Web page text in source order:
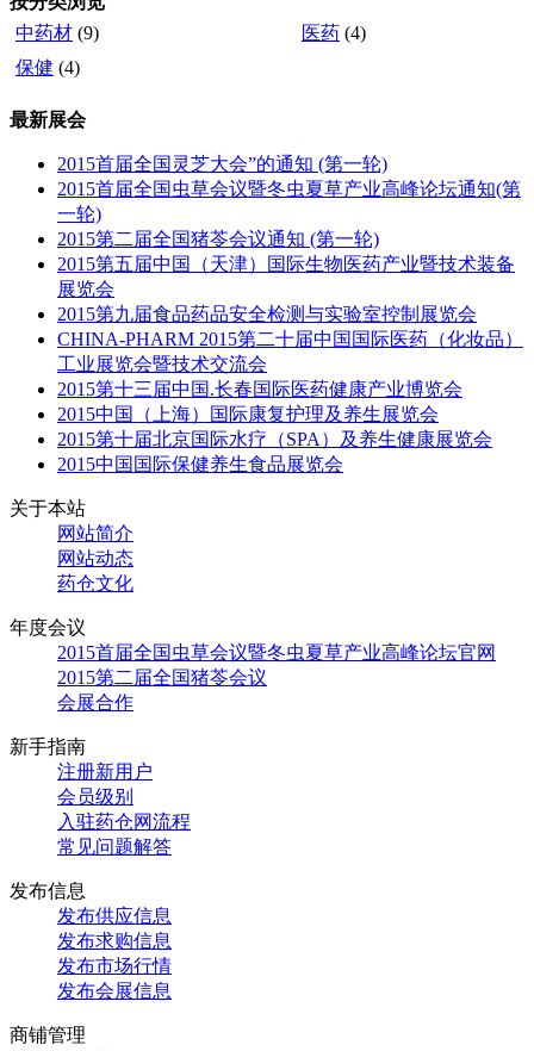
中药材 (9) 医药 (4)
保健 (4)
最新展会
2015首届全国灵芝大会”的通知 (第一轮)
2015首届全国虫草会议暨冬虫夏草产业高峰论坛通知(第
一轮)
2015第二届全国猪苓会议通知 (第一轮)
2015第五届中国（天津）国际生物医药产业暨技术装备
展览会
2015第九届食品药品安全检测与实验室控制展览会
CHINA-PHARM 2015第二十届中国国际医药（化妆品）
工业展览会暨技术交流会
2015第十三届中国.长春国际医药健康产业博览会
2015中国（上海）国际康复护理及养生展览会
2015第十届北京国际水疗（SPA）及养生健康展览会
2015中国国际保健养生食品展览会
关于本站
网站简介
网站动态
药仓文化
年度会议
2015首届全国虫草会议暨冬虫夏草产业高峰论坛官网
2015第二届全国猪苓会议
会展合作
新手指南
注册新用户
会员级别
入驻药仓网流程
常见问题解答
发布信息
发布供应信息
发布求购信息
发布市场行情
发布会展信息
商铺管理